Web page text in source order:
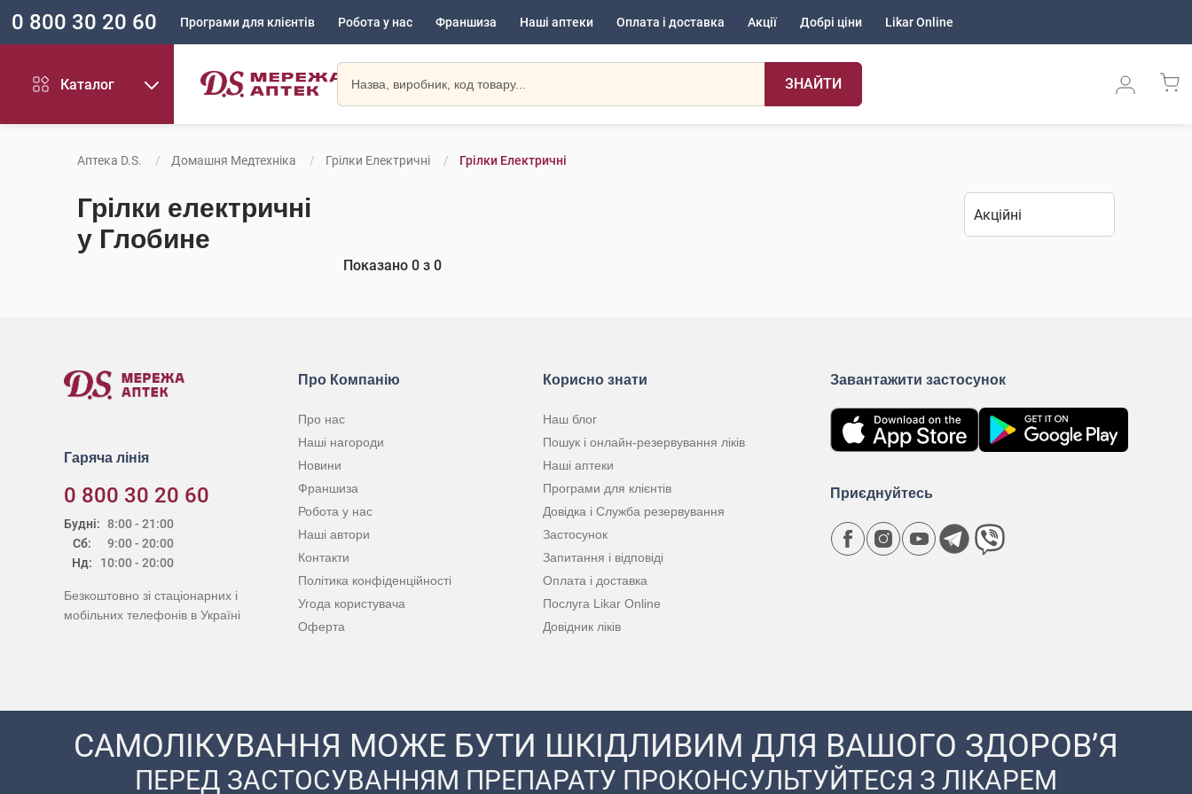
0 800 30 20 60 Програми для клієнтів Робота у нас Франшиза Наші аптеки Оплата і доставка Акції Добрі ціни Likar Online
Каталог ЗНАЙТИ
Аптека D.S. Домашня Медтехніка Грілки Електричні Грілки Електричні
Грілки електричні
у Глобине
Показано 0 з 0
Гаряча лінія
0 800 30 20 60
Будні:
Сб:
Нд:
8:00 - 21:00
9:00 - 20:00
10:00 - 20:00
Безкоштовно зі стаціонарних і
мобільних телефонів в Україні
Про Компанію
Про нас
Наші нагороди
Новини
Франшиза
Робота у нас
Наші автори
Контакти
Політика конфіденційності
Угода користувача
Оферта
Корисно знати
Наш блог
Пошук і онлайн-резервування ліків
Наші аптеки
Програми для клієнтів
Довідка і Служба резервування
Застосунок
Запитання і відповіді
Оплата і доставка
Послуга Likar Online
Довідник ліків
Завантажити застосунок
Приєднуйтесь
САМОЛІКУВАННЯ МОЖЕ БУТИ ШКІДЛИВИМ ДЛЯ ВАШОГО ЗДОРОВ’Я
ПЕРЕД ЗАСТОСУВАННЯМ ПРЕПАРАТУ ПРОКОНСУЛЬТУЙТЕСЯ З ЛІКАРЕМ